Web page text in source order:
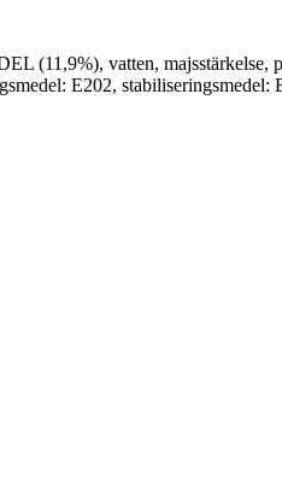
vatten, majsstärkelse,
E202,